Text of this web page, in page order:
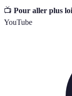
📺 Pour aller plus
YouTube